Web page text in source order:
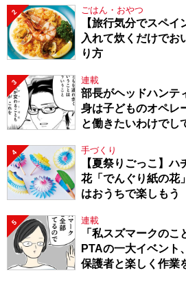
2 ごはん・おやつ
【旅行気分でスペ
入れて炊くだけでお
り方
3 連載
部長がヘッドハンテ
身は子どものオペレ
と働きたいわけで
4 手づくり
【夏祭りごっこ】
花「でんぐり紙の花
はおうちで楽しもう
5 連載
「私スズマークのこ
PTAの一大イベント
保護者と楽しく作業